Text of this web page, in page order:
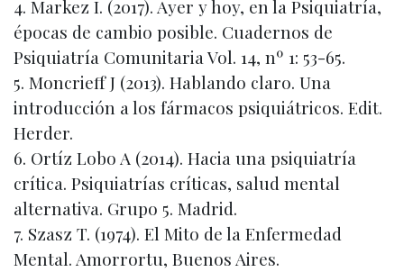
4. Markez I. (2017). Ayer y hoy, en la Psiquiatría,
épocas de cambio posible. Cuadernos de
Psiquiatría Comunitaria Vol. 14, nº 1: 53-65.
5. Moncrieff J (2013). Hablando claro. Una
introducción a los fármacos psiquiátricos. Edit.
Herder.
6. Ortíz Lobo A (2014). Hacia una psiquiatría
crítica. Psiquiatrías críticas, salud mental
alternativa. Grupo 5. Madrid.
7. Szasz T. (1974). El Mito de la Enfermedad
Mental. Amorrortu, Buenos Aires.